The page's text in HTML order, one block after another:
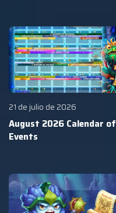
21 de julio de 2026
August 2026 Calendar of
Events